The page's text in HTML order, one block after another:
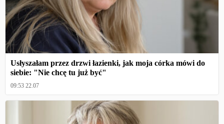
Usłyszałam przez drzwi łazienki, jak moja córka mówi do
siebie: "Nie chcę tu już być"
09:53 22.07